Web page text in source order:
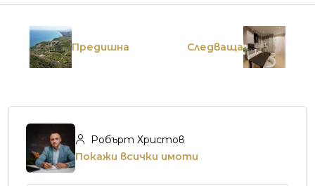
Предишна Следваща
Робърт Христов
Покажи всички имоти